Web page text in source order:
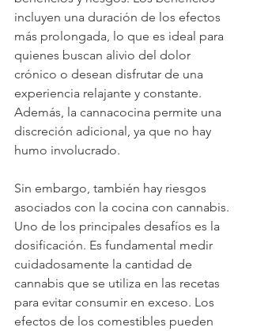
incluyen una duración de los efectos
más prolongada, lo que es ideal para
quienes buscan alivio del dolor
crónico o desean disfrutar de una
experiencia relajante y constante.
Además, la cannacocina permite una
discreción adicional, ya que no hay
humo involucrado.
Sin embargo, también hay riesgos
asociados con la cocina con cannabis.
Uno de los principales desafíos es la
dosificación. Es fundamental medir
cuidadosamente la cantidad de
cannabis que se utiliza en las recetas
para evitar consumir en exceso. Los
efectos de los comestibles pueden